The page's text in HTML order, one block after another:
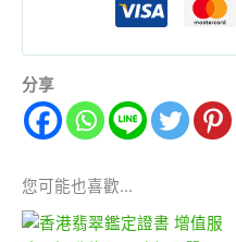
分享
您可能也喜歡…